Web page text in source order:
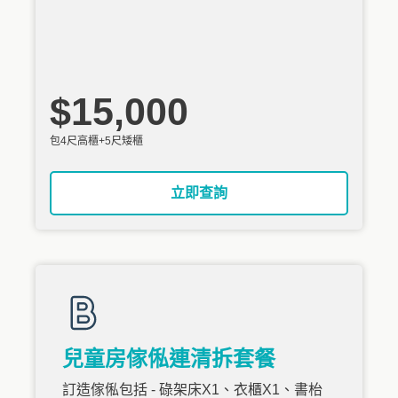
$15,000
包4尺高櫃+5尺矮櫃
立即查詢
兒童房傢俬連清拆套餐
訂造傢俬包括 - 碌架床X1、衣櫃X1、書枱